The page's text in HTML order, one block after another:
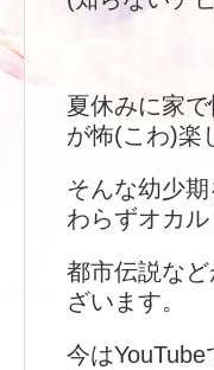
夏休みに家
が怖(こわ)楽
そんな幼少
わらずオカル
都市伝説な
ざいます。
今は